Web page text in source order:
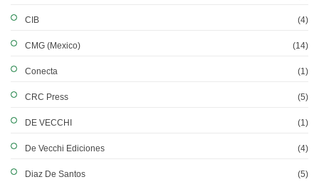
CIB (4)
CMG (Mexico) (14)
Conecta (1)
CRC Press (5)
DE VECCHI (1)
De Vecchi Ediciones (4)
Diaz De Santos (5)